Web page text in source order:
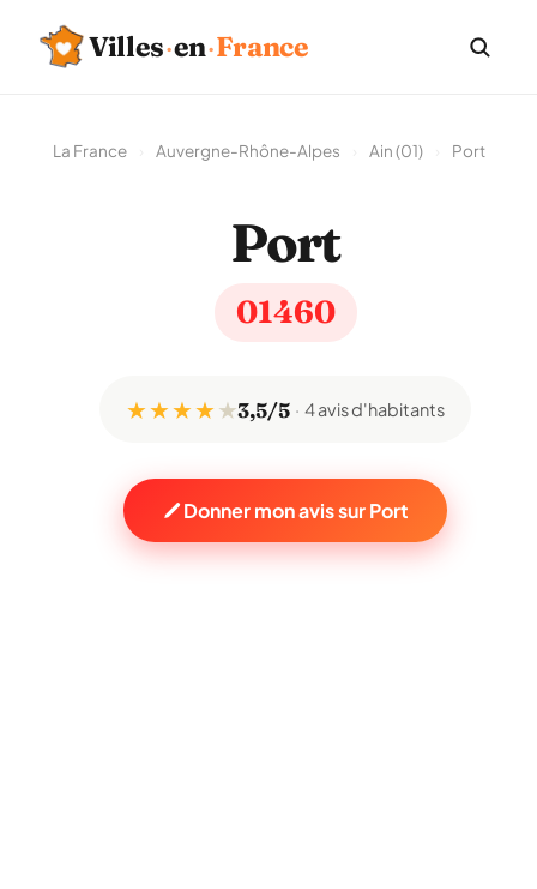
Villes·en·France
La France Auvergne-Rhône-Alpes Ain (01) Port
Port
01460
★ ★ ★ ★★3,5/5 4 avis d'habitants
Donner mon avis sur Port